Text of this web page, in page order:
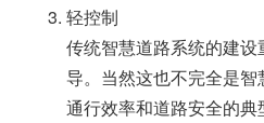
轻控制
传统智慧道路系统的建设
导。当然这也不完全是
通行效率和道路安全的